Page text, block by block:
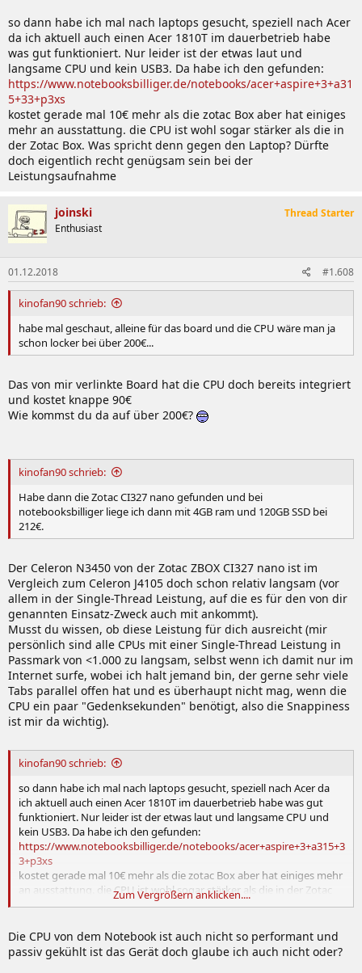
so dann habe ich mal nach laptops gesucht, speziell nach Acer
da ich aktuell auch einen Acer 1810T im dauerbetrieb habe
was gut funktioniert. Nur leider ist der etwas laut und
langsame CPU und kein USB3. Da habe ich den gefunden:
https://www.notebooksbilliger.de/notebooks/acer+aspire+3+a31
5+33+p3xs
kostet gerade mal 10€ mehr als die zotac Box aber hat einiges
mehr an ausstattung. die CPU ist wohl sogar stärker als die in
der Zotac Box. Was spricht denn gegen den Laptop? Dürfte
doch eigentlich recht genügsam sein bei der
Leistungsaufnahme
joinski
Enthusiast
Thread Starter
01.12.2018 #1.608
kinofan90 schrieb:
habe mal geschaut, alleine für das board und die CPU wäre man ja
schon locker bei über 200€...
Das von mir verlinkte Board hat die CPU doch bereits integriert
und kostet knappe 90€
Wie kommst du da auf über 200€?
kinofan90 schrieb:
Habe dann die Zotac CI327 nano gefunden und bei
notebooksbilliger liege ich dann mit 4GB ram und 120GB SSD bei
212€.
Der Celeron N3450 von der Zotac ZBOX CI327 nano ist im
Vergleich zum Celeron J4105 doch schon relativ langsam (vor
allem in der Single-Thread Leistung, auf die es für den von dir
genannten Einsatz-Zweck auch mit ankommt).
Musst du wissen, ob diese Leistung für dich ausreicht (mir
persönlich sind alle CPUs mit einer Single-Thread Leistung in
Passmark von <1.000 zu langsam, selbst wenn ich damit nur im
Internet surfe, wobei ich halt jemand bin, der gerne sehr viele
Tabs parallel offen hat und es überhaupt nicht mag, wenn die
CPU ein paar "Gedenksekunden" benötigt, also die Snappiness
ist mir da wichtig).
kinofan90 schrieb:
so dann habe ich mal nach laptops gesucht, speziell nach Acer da
ich aktuell auch einen Acer 1810T im dauerbetrieb habe was gut
funktioniert. Nur leider ist der etwas laut und langsame CPU und
kein USB3. Da habe ich den gefunden:
https://www.notebooksbilliger.de/notebooks/acer+aspire+3+a315+3
3+p3xs
kostet gerade mal 10€ mehr als die zotac Box aber hat einiges mehr
an ausstattung. die CPU ist wohl sogar stärker als die in der Zotac
Box. Was spricht denn gegen den Laptop? Dürfte doch eigentlich
Zum Vergrößern anklicken....
Die CPU von dem Notebook ist auch nicht so performant und
passiv gekühlt ist das Gerät doch glaube ich auch nicht oder?